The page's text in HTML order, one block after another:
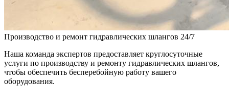
Производство и ремонт гидравлических шлангов 24/7
Наша команда экспертов предоставляет круглосуточные
услуги по производству и ремонту гидравлических шлангов,
чтобы обеспечить бесперебойную работу вашего
оборудования.